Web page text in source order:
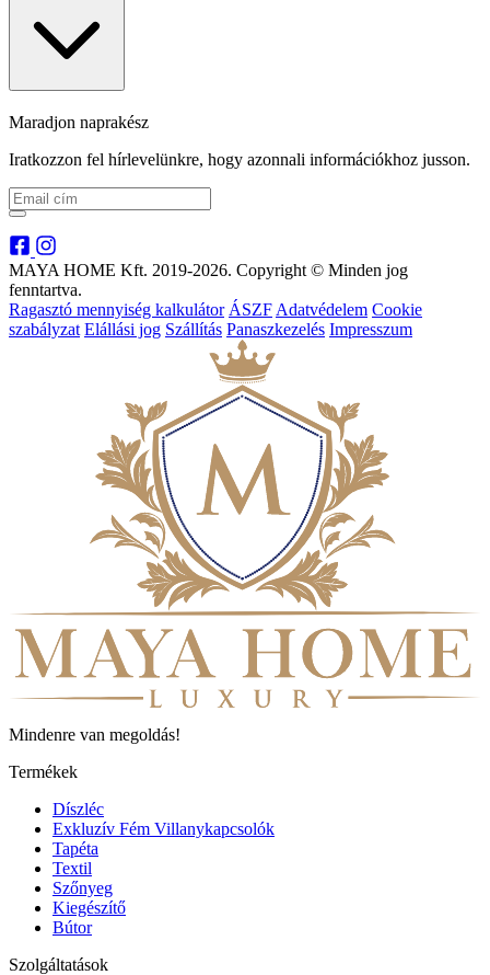
Maradjon naprakész
Iratkozzon fel hírlevelünkre, hogy azonnali információkhoz jusson.
MAYA HOME Kft. 2019-2026. Copyright © Minden jog
fenntartva.
Ragasztó mennyiség kalkulátor ÁSZF Adatvédelem Cookie
szabályzat Elállási jog Szállítás Panaszkezelés Impresszum
Mindenre van megoldás!
Termékek
Díszléc
Exkluzív Fém Villanykapcsolók
Tapéta
Textil
Szőnyeg
Kiegészítő
Bútor
Szolgáltatások